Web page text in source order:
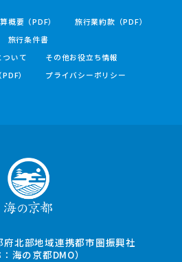
概要（PDF）
旅行業約款（PDF）
旅行条件書
ついて
その他お役立ち情報
）
プライバシーポリシー
北部地域連携都市圏振興社
：海の京都DMO）